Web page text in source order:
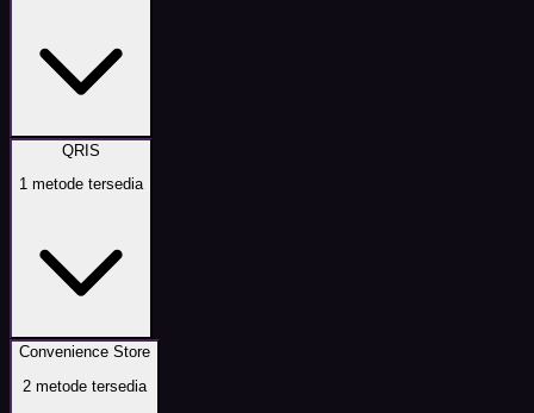
QRIS
1 metode tersedia
Convenience Store
2 metode tersedia